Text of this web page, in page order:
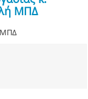
ΜΠΔ
ΜΠΔ